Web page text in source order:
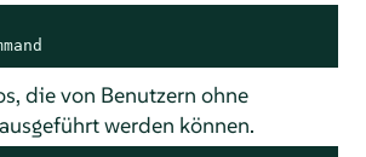
die von Benutzern ohne
werden können.